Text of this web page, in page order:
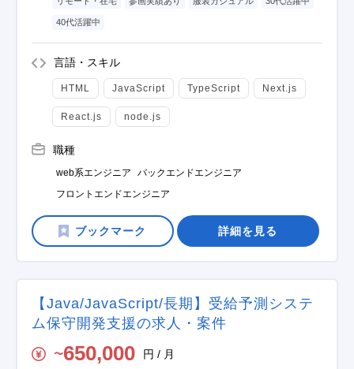
40代活躍中
言語・スキル
HTML JavaScript TypeScript Next.js
React.js node.js
職種
web系エンジニア
バックエンドエンジニア
フロントエンドエンジニア
詳細を見る
【Java/JavaScript/長期】受給予測システ
ム保守開発支援の求人・案件
〜650,000 円 / 月